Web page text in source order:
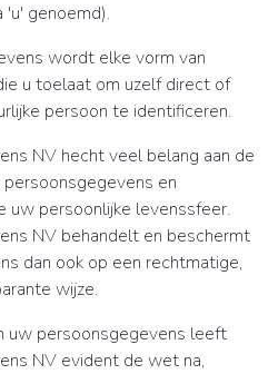
'u' genoemd).
wordt elke vorm van
u toelaat om uzelf direct of
persoon te identificeren.
NV hecht veel belang aan de
en
persoonlijke levenssfeer.
NV behandelt en beschermt
dan ook op een rechtmatige,
wijze.
uw persoonsgegevens leeft
NV evident de wet na,